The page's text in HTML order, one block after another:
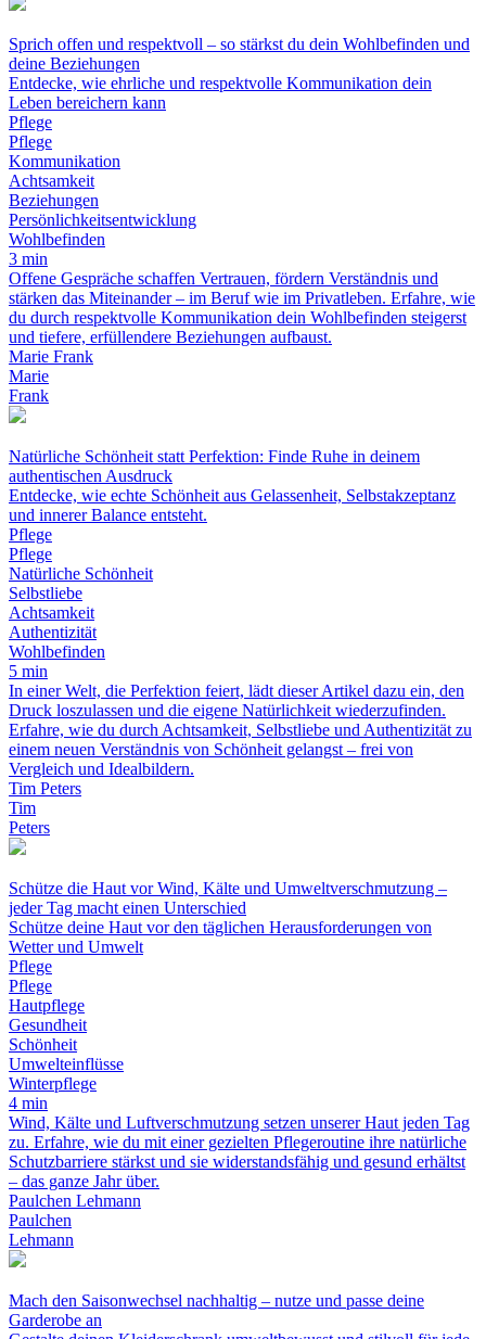
Sprich offen und respektvoll – so stärkst du dein Wohlbefinden und
deine Beziehungen
Entdecke, wie ehrliche und respektvolle Kommunikation dein
Leben bereichern kann
Pflege
Pflege
Kommunikation
Achtsamkeit
Beziehungen
Persönlichkeitsentwicklung
Wohlbefinden
3 min
Offene Gespräche schaffen Vertrauen, fördern Verständnis und
stärken das Miteinander – im Beruf wie im Privatleben. Erfahre, wie
du durch respektvolle Kommunikation dein Wohlbefinden steigerst
und tiefere, erfüllendere Beziehungen aufbaust.
Marie Frank
Marie
Frank
Natürliche Schönheit statt Perfektion: Finde Ruhe in deinem
authentischen Ausdruck
Entdecke, wie echte Schönheit aus Gelassenheit, Selbstakzeptanz
und innerer Balance entsteht.
Pflege
Pflege
Natürliche Schönheit
Selbstliebe
Achtsamkeit
Authentizität
Wohlbefinden
5 min
In einer Welt, die Perfektion feiert, lädt dieser Artikel dazu ein, den
Druck loszulassen und die eigene Natürlichkeit wiederzufinden.
Erfahre, wie du durch Achtsamkeit, Selbstliebe und Authentizität zu
einem neuen Verständnis von Schönheit gelangst – frei von
Vergleich und Idealbildern.
Tim Peters
Tim
Peters
Schütze die Haut vor Wind, Kälte und Umweltverschmutzung –
jeder Tag macht einen Unterschied
Schütze deine Haut vor den täglichen Herausforderungen von
Wetter und Umwelt
Pflege
Pflege
Hautpflege
Gesundheit
Schönheit
Umwelteinflüsse
Winterpflege
4 min
Wind, Kälte und Luftverschmutzung setzen unserer Haut jeden Tag
zu. Erfahre, wie du mit einer gezielten Pflegeroutine ihre natürliche
Schutzbarriere stärkst und sie widerstandsfähig und gesund erhältst
– das ganze Jahr über.
Paulchen Lehmann
Paulchen
Lehmann
Mach den Saisonwechsel nachhaltig – nutze und passe deine
Garderobe an